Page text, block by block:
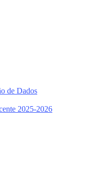
de Dados
2025-2026